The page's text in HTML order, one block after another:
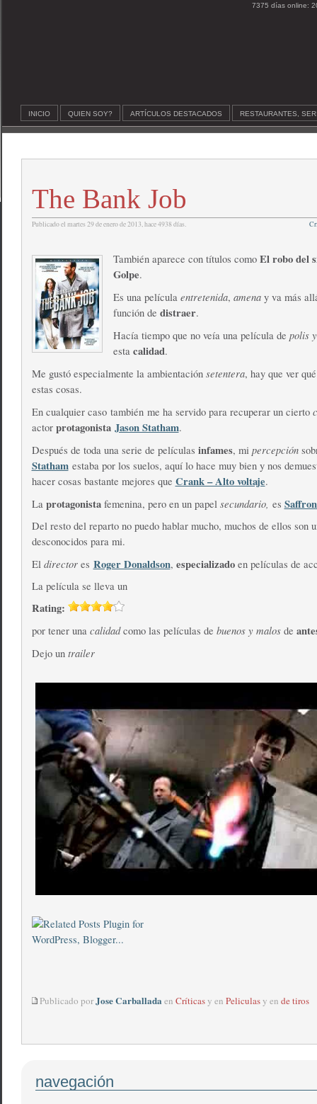
7375 días online:
INICIO QUIEN SOY? ARTÍCULOS DESTACADOS RESTAURANTES,
The Bank Job
Publicado el martes 29 de enero de 2013, hace 4938 días.
También aparece con títulos como El robo del
Golpe.
Es una película entretenida, amenay va más
función de distraer.
Hacía tiempo que no veía una película de polis
esta calidad.
Me gustó especialmente la ambientación setentera, hay que ver
estas cosas.
En cualquier caso también me ha servido para recuperar un cierto
actor protagonista Jason Statham.
Después de toda una serie de películas infames, mi percepción
Stathamestaba por los suelos, aquí lo hace muy bien y nos
hacer cosas bastante mejores que Crank – Alto voltaje.
La protagonistafemenina, pero en un papel secundario, es
Del resto del reparto no puedo hablar mucho, muchos de ellos son
desconocidos para mi.
El directores Roger Donaldson, especializadoen películas de
La película se lleva un
Rating:
por tener una calidadcomo las películas de buenos y malosde
Dejo un trailer
Publicado porJose Carballadaen Críticasy en Peliculasy en de tiros
navegación